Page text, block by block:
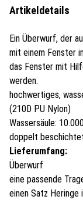
Artikeldetails
Ein Überwurf, der
mit einem Fenster
das Fenster mit
werden.
hochwertiges,
(210D PU Nylon)
Wassersäule:
doppelt
Lieferumfang:
Überwurf
eine passende
einen Satz Heringe